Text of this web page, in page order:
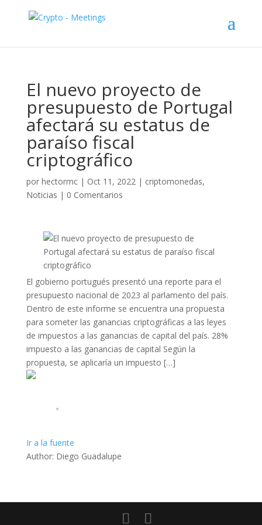
El nuevo proyecto de
presupuesto de Portugal
afectará su estatus de
paraíso fiscal
criptográfico
por hectormc| Oct 11, 2022| criptomonedas,
Noticias | 0 Comentarios
El gobierno portugués presentó una reporte para el
presupuesto nacional de 2023 al parlamento del país.
Dentro de este informe se encuentra una propuesta
para someter las ganancias criptográficas a las leyes
de impuestos a las ganancias de capital del país. 28%
impuesto a las ganancias de capital Según la
propuesta, se aplicaría un impuesto […]
Ir a la fuente
Author: Diego Guadalupe